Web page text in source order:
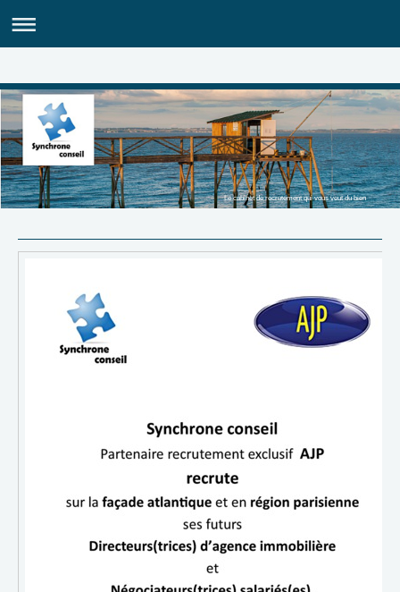
Le cabinet de recrutement qui vous veut du bien